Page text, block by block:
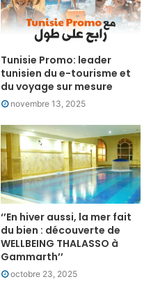
Tunisie Promo: leader
tunisien du e-tourisme et
du voyage sur mesure
novembre 13, 2025
‘’En hiver aussi, la mer fait
du bien : découverte de
WELLBEING THALASSO à
Gammarth’’
octobre 23, 2025